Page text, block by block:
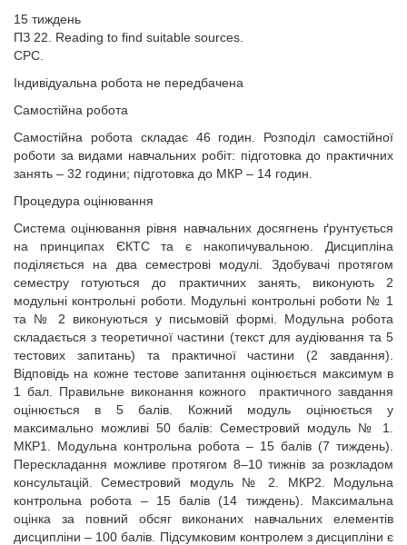
15 тиждень
ПЗ 22. Reading to find suitable sources.
СРС.
Індивідуальна робота не передбачена
Самостійна робота
Самостійна робота складає 46 годин. Розподіл самостійної
роботи за видами навчальних робіт: підготовка до практичних
занять – 32 години; підготовка до МКР – 14 годин.
Процедура оцінювання
Система оцінювання рівня навчальних досягнень ґрунтується
на принципах ЄКТС та є накопичувальною. Дисципліна
поділяється на два семестрові модулі. Здобувачі протягом
семестру готуються до практичних занять, виконують 2
модульні контрольні роботи. Модульні контрольні роботи № 1
та № 2 виконуються у письмовій формі. Модульна робота
складається з теоретичної частини (текст для аудіювання та 5
тестових запитань) та практичної частини (2 завдання).
Відповідь на кожне тестове запитання оцінюється максимум в
1 бал. Правильне виконання кожного практичного завдання
оцінюється в 5 балів. Кожний модуль оцінюється у
максимально можливі 50 балів: Семестровий модуль № 1.
МКР1. Модульна контрольна робота – 15 балів (7 тиждень).
Перескладання можливе протягом 8–10 тижнів за розкладом
консультацій. Семестровий модуль № 2. МКР2. Модульна
контрольна робота – 15 балів (14 тиждень). Максимальна
оцінка за повний обсяг виконаних навчальних елементів
дисципліни – 100 балів. Підсумковим контролем з дисципліни є